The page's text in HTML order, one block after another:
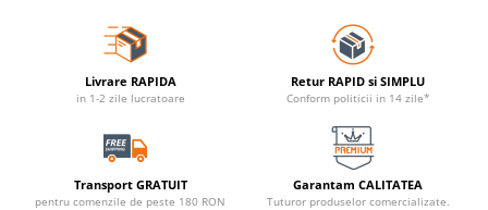
Livrare RAPIDA
in 1-2 zile lucratoare
Retur RAPID si SIMPLU
Conform politicii in 14 zile*
Transport GRATUIT
pentru comenzile de peste 180 RON
Garantam CALITATEA
Tuturor produselor comercializate.